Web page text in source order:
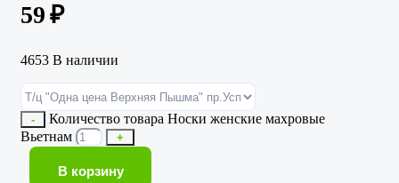
59₽
4653 В наличии
-
Количество товара Носки женские махровые
Вьетнам
+
В корзину